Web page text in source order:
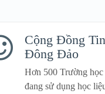
Cộng Đồng
Đông Đảo
Hơn 500 Trường
đang sử dụng học